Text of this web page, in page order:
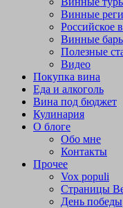
Винные
Российское
Винные
Полезные
Видео
Покупка вина
Еда и алкоголь
Вина под бюджет
Кулинария
О блоге
Обо мне
Контакты
Прочее
Vox populi
Страницы
День победы